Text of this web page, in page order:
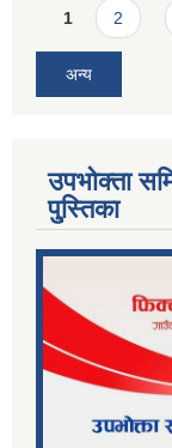
Pages
1 2
अन्य
उपभोक्ता
पु्स्तिका